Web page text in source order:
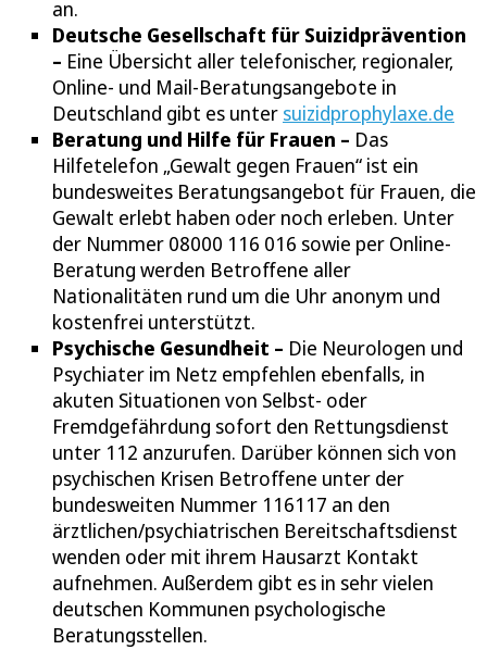
an.
Deutsche Gesellschaft für Suizidprävention
– Eine Übersicht aller telefonischer, regionaler,
Online- und Mail-Beratungsangebote in
Deutschland gibt es unter suizidprophylaxe.de
Beratung und Hilfe für Frauen – Das
Hilfetelefon „Gewalt gegen Frauen“ ist ein
bundesweites Beratungsangebot für Frauen, die
Gewalt erlebt haben oder noch erleben. Unter
der Nummer 08000 116 016 sowie per Online-
Beratung werden Betroffene aller
Nationalitäten rund um die Uhr anonym und
kostenfrei unterstützt.
Psychische Gesundheit – Die Neurologen und
Psychiater im Netz empfehlen ebenfalls, in
akuten Situationen von Selbst- oder
Fremdgefährdung sofort den Rettungsdienst
unter 112 anzurufen. Darüber können sich von
psychischen Krisen Betroffene unter der
bundesweiten Nummer 116117 an den
ärztlichen/psychiatrischen Bereitschaftsdienst
wenden oder mit ihrem Hausarzt Kontakt
aufnehmen. Außerdem gibt es in sehr vielen
deutschen Kommunen psychologische
Beratungsstellen.